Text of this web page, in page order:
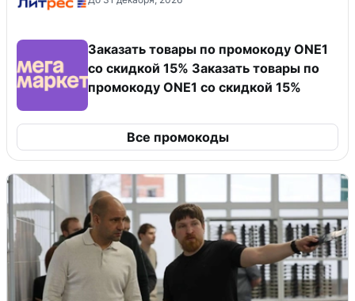
Заказать товары по промокоду ONE1
со скидкой 15% Заказать товары по
промокоду ONE1 со скидкой 15%
Все промокоды